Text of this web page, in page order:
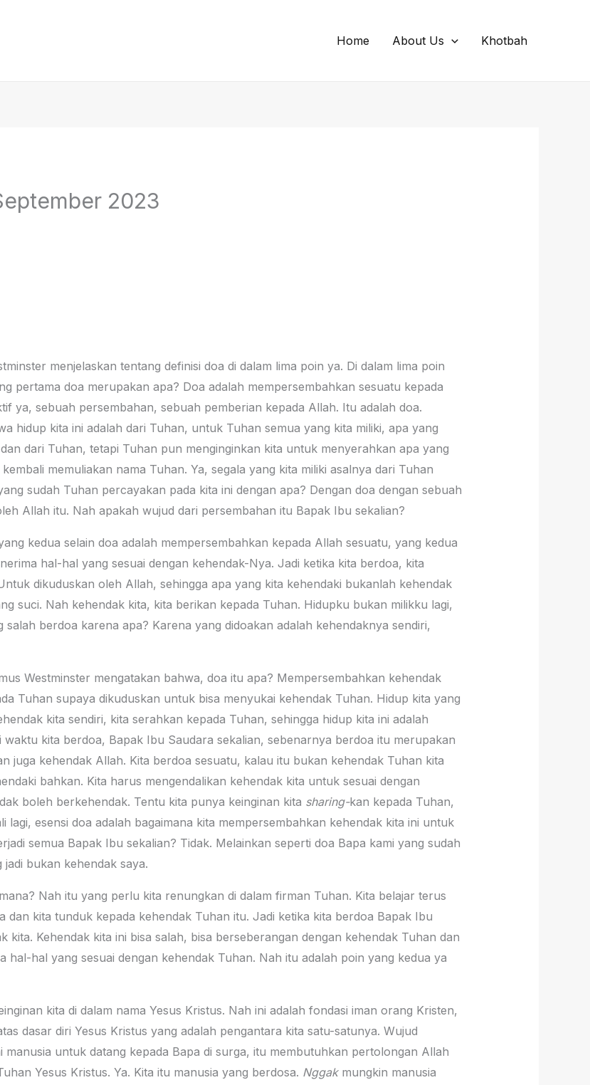
Home About Us Khotbah
2023
menjelaskan tentang definisi doa di dalam lima poin ya. Di dalam lima poin
pertama doa merupakan apa? Doa adalah mempersembahkan sesuatu kepada
ya, sebuah persembahan, sebuah pemberian kepada Allah. Itu adalah doa.
hidup kita ini adalah dari Tuhan, untuk Tuhan semua yang kita miliki, apa yang
dari Tuhan, tetapi Tuhan pun menginginkan kita untuk menyerahkan apa yang
memuliakan nama Tuhan. Ya, segala yang kita miliki asalnya dari Tuhan
sudah Tuhan percayakan pada kita ini dengan apa? Dengan doa dengan sebuah
Allah itu. Nah apakah wujud dari persembahan itu Bapak Ibu sekalian?
kedua selain doa adalah mempersembahkan kepada Allah sesuatu, yang kedua
hal-hal yang sesuai dengan kehendak-Nya. Jadi ketika kita berdoa, kita
dikuduskan oleh Allah, sehingga apa yang kita kehendaki bukanlah kehendak
suci. Nah kehendak kita, kita berikan kepada Tuhan. Hidupku bukan milikku lagi,
berdoa karena apa? Karena yang didoakan adalah kehendaknya sendiri,
Westminster mengatakan bahwa, doa itu apa? Mempersembahkan kehendak
Tuhan supaya dikuduskan untuk bisa menyukai kehendak Tuhan. Hidup kita yang
kita sendiri, kita serahkan kepada Tuhan, sehingga hidup kita ini adalah
kita berdoa, Bapak Ibu Saudara sekalian, sebenarnya berdoa itu merupakan
juga kehendak Allah. Kita berdoa sesuatu, kalau itu bukan kehendak Tuhan kita
bahkan. Kita harus mengendalikan kehendak kita untuk sesuai dengan
boleh berkehendak. Tentu kita punya keinginan kita sharing-kan kepada Tuhan,
lagi, esensi doa adalah bagaimana kita mempersembahkan kehendak kita ini untuk
semua Bapak Ibu sekalian? Tidak. Melainkan seperti doa Bapa kami yang sudah
bukan kehendak saya.
Nah itu yang perlu kita renungkan di dalam firman Tuhan. Kita belajar terus
dan kita tunduk kepada kehendak Tuhan itu. Jadi ketika kita berdoa Bapak Ibu
kita. Kehendak kita ini bisa salah, bisa berseberangan dengan kehendak Tuhan dan
hal yang sesuai dengan kehendak Tuhan. Nah itu adalah poin yang kedua ya
kita di dalam nama Yesus Kristus. Nah ini adalah fondasi iman orang Kristen,
dasar diri Yesus Kristus yang adalah pengantara kita satu-satunya. Wujud
manusia untuk datang kepada Bapa di surga, itu membutuhkan pertolongan Allah
Yesus Kristus. Ya. Kita itu manusia yang berdosa. Nggakmungkin manusia